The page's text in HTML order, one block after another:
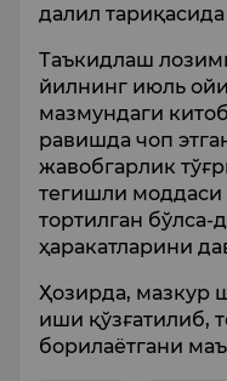
далил
Таъкидлаш
йилнинг июль
мазмундаги
равишда чоп
жавобгарлик
тегишли
тортилган бўлса-
ҳаракатларини
Ҳозирда, мазкур
иши қўзғатилиб,
борилаётгани